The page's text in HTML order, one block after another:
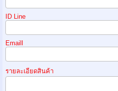
ID Line
Emaill
รายละเอียดสินค้า